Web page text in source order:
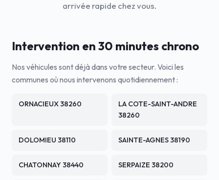
arrivée rapide chez vous.
Intervention en 30 minutes chrono
Nos véhicules sont déjà dans votre secteur. Voici les
communes où nous intervenons quotidiennement :
ORNACIEUX 38260
LA COTE-SAINT-ANDRE
38260
DOLOMIEU 38110 SAINTE-AGNES 38190
CHATONNAY 38440 SERPAIZE 38200